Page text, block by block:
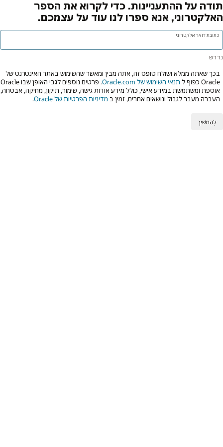
תודה על ההתעניינות. כדי לקרוא את הספר
האלקטרוני, אנא ספרו לנו עוד על עצמכם.
כתובת דואר אלקטרוני
בכך שאתה ממלא ושולח טופס זה, אתה מבין ומאשר שהשימוש באתר האינטרנט של
Oracle כפוף ל
תנאי השימוש של Oracle.com
. פרטים נוספים לגבי האופן שבו Oracle
אוספת ומשתמשת במידע אישי, כולל מידע אודות גישה, שימור, תיקון, מחיקה, אבטחה,
העברה מעבר לגבול ונושאים אחרים, זמין ב מדיניות הפרטיות של Oracle .
לְהַמשִׁיך